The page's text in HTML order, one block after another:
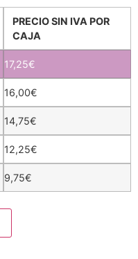
PRECIO SIN IVA POR
CAJA
17,25€
16,00€
14,75€
12,25€
9,75€